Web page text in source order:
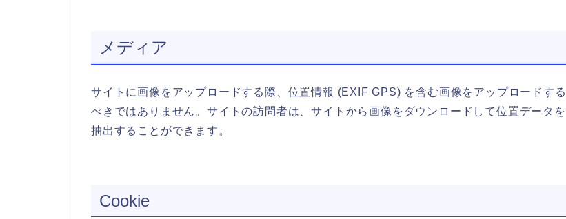
メディア
サイトに画像をアップロードする際、位置情報 (EXIF GPS) を含む画像をアップロードする
べきではありません。サイトの訪問者は、サイトから画像をダウンロードして位置データを
抽出することができます。
Cookie